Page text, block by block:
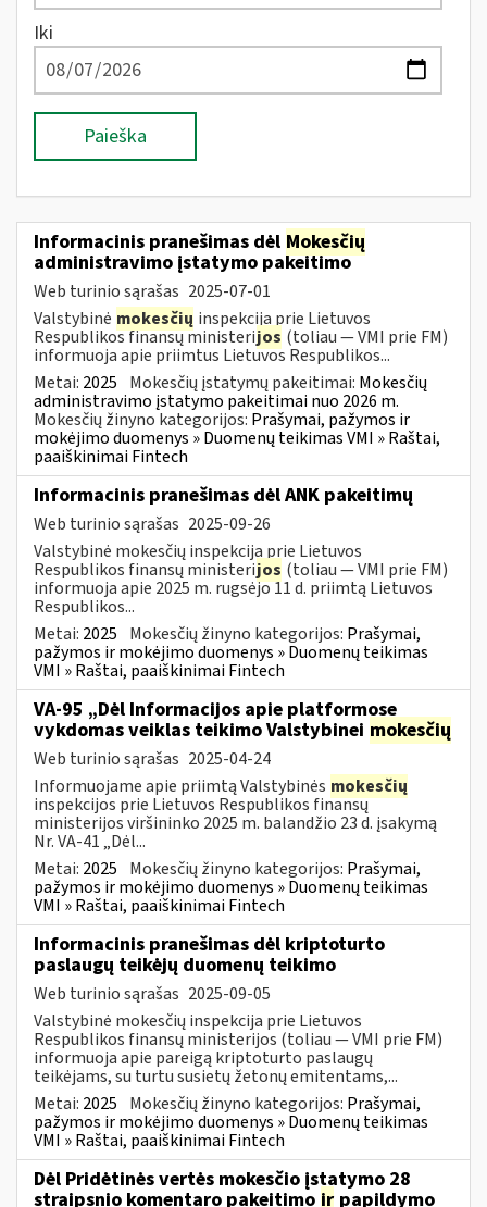
Iki
Paieška
Informacinis pranešimas dėl Mokesčių
administravimo įstatymo pakeitimo
Web turinio sąrašas 2025-07-01
Valstybinė mokesčių inspekcija prie Lietuvos
Respublikos finansų ministerijos (toliau — VMI prie FM)
informuoja apie priimtus Lietuvos Respublikos...
Metai: 2025 Mokesčių įstatymų pakeitimai: Mokesčių
administravimo įstatymo pakeitimai nuo 2026 m.
Mokesčių žinyno kategorijos: Prašymai, pažymos ir
mokėjimo duomenys » Duomenų teikimas VMI » Raštai,
paaiškinimai Fintech
Informacinis pranešimas dėl ANK pakeitimų
Web turinio sąrašas 2025-09-26
Valstybinė mokesčių inspekcija prie Lietuvos
Respublikos finansų ministerijos (toliau — VMI prie FM)
informuoja apie 2025 m. rugsėjo 11 d. priimtą Lietuvos
Respublikos...
Metai: 2025 Mokesčių žinyno kategorijos: Prašymai,
pažymos ir mokėjimo duomenys » Duomenų teikimas
VMI » Raštai, paaiškinimai Fintech
VA-95 „Dėl Informacijos apie platformose
vykdomas veiklas teikimo Valstybinei mokesčių
Web turinio sąrašas 2025-04-24
Informuojame apie priimtą Valstybinės mokesčių
inspekcijos prie Lietuvos Respublikos finansų
ministerijos viršininko 2025 m. balandžio 23 d. įsakymą
Nr. VA-41 „Dėl...
Metai: 2025 Mokesčių žinyno kategorijos: Prašymai,
pažymos ir mokėjimo duomenys » Duomenų teikimas
VMI » Raštai, paaiškinimai Fintech
Informacinis pranešimas dėl kriptoturto
paslaugų teikėjų duomenų teikimo
Web turinio sąrašas 2025-09-05
Valstybinė mokesčių inspekcija prie Lietuvos
Respublikos finansų ministerijos (toliau — VMI prie FM)
informuoja apie pareigą kriptoturto paslaugų
teikėjams, su turtu susietų žetonų emitentams,...
Metai: 2025 Mokesčių žinyno kategorijos: Prašymai,
pažymos ir mokėjimo duomenys » Duomenų teikimas
VMI » Raštai, paaiškinimai Fintech
Dėl Pridėtinės vertės mokesčio įstatymo 28
straipsnio komentaro pakeitimo ir papildymo